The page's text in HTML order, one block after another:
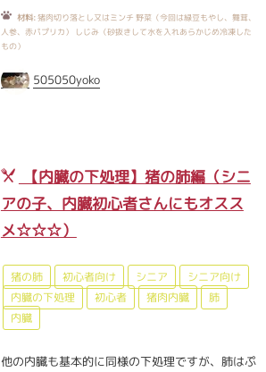
材料:猪肉切り落とし又はミンチ 野菜（今回は緑豆もやし、舞茸、
人参、赤パプリカ） しじみ（砂抜きして水を入れあらかじめ冷凍した
もの）
505050yoko
【内臓の下処理】猪の肺編（シニ
アの子、内臓初心者さんにもオスス
メ☆☆☆）
猪の肺 初心者向け シニア
シニア向け
内臓の下処理
初心者 猪肉内臓
肺
内臓
他の内臓も基本的に同様の下処理ですが、肺はぷ